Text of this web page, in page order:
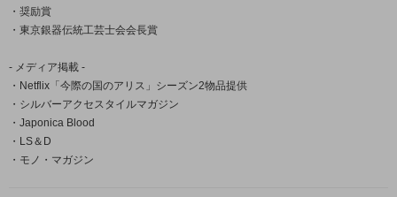
・奨励賞
・東京銀器伝統工芸士会会長賞
- メディア掲載 -
・Netflix「今際の国のアリス」シーズン2物品提供
・シルバーアクセスタイルマガジン
・Japonica Blood
・LS＆D
・モノ・マガジン